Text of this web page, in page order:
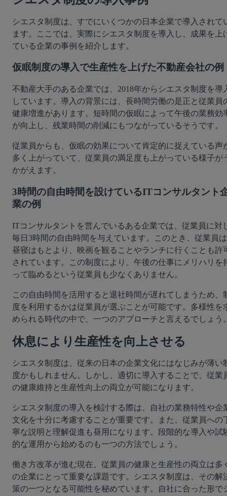
シエスタ制度は、すでにいくつかの日本企業で導入されて
ます。ここでは、実際にシエスタ制度を導入し、成果を上
ている企業の事例を紹介します。
仮眠制度の導入で生産性を上げた不動産会社の例
不動産大手のある企業では、2018年からシエスタ制度を導
しています。導入の背景には、長時間労働の是正と従業員
健康増進があります。短時間の仮眠によって午後の業務効
が向上し、残業時間の削減にもつながっているそうです。
従業員からも、仮眠の効果について肯定的に捉えている声
多く上がっていて、従業員の満足度も上がっている様子が
かがえます。
3時間の自由時間を設けているITコンサルタント
業の例
ITコンサルタントを営んでいるある企業では、従業員に対
毎日3時間の自由時間を与えています。このとき、従業員は
昼寝はもとより、映画を観ることやランチに行くことも許
されています。この制度により、午後の仕事にメリハリを
って臨めるという従業員も少なくありません。
この自由時間を活用すると退社時間が遅れてしまうため、
度を利用するかは従業員が選ぶことが可能です。多様性を
められる時代の中で、一つのアプローチと言えるでしょう
休息により生産性を向上させる
シエスタ制度は、従来の日本の企業文化にはなじみが薄い
度かもしれません。しかし、適切に導入することで、従業
の健康維持と生産性向上の両立が可能になります。
シエスタ制度の導入を検討する際は、自社の業務特性や企
文化を十分に考慮することが重要です。また、従業員への
寧な説明と理解促進も昼用になります。段階的な導入や試
的な運用から始めるのも一つの方法でしょう。
働き方改革が進む現在、従業員の健康と生産性の両立は多
の企業にとって重要な課題です。シエスタ制度は、その解
策の一つとなる可能性を秘めています。自社に合った形で